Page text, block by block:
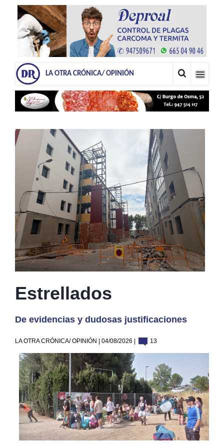
LA OTRA CRÓNICA/ OPINIÓN
Estrellados
De evidencias y dudosas justificaciones
LA OTRA CRÓNICA/ OPINIÓN | 04/08/2026 | 13